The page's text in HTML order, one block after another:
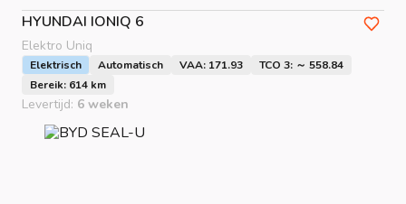
HYUNDAI IONIQ 6
Elektro Uniq
Elektrisch Automatisch VAA: 171.93
TCO 3: ～ 558.84
Bereik: 614 km
Levertijd: 6 weken